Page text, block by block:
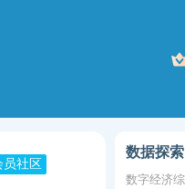
员社区
数据探索